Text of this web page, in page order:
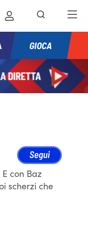
GIOCA
con Baz
scherzi che